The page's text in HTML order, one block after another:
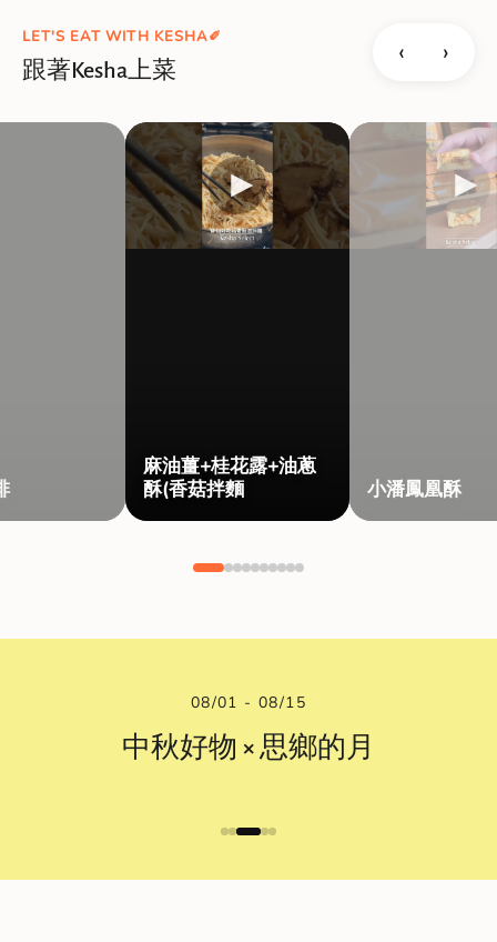
LET'S EAT WITH KESHA✐
跟著Kesha上菜
‹ ›
麻油薑+桂花露+油蔥
酥(香菇拌麵
小潘鳳凰酥
08/01 - 08/15
中秋好物 × 思鄉的月